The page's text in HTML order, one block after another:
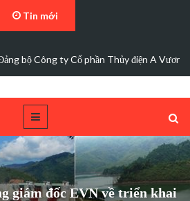
Tin mới
phần Thủy điện A Vương sơ kết…
giám đốc EVN về triển khai